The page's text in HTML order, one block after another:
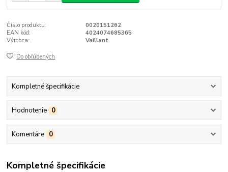
Číslo produktu:
0020151262
EAN kód:
4024074685365
Výrobca:
Vaillant
Do obľúbených
Kompletné špecifikácie
Hodnotenie 0
Komentáre 0
Kompletné špecifikácie